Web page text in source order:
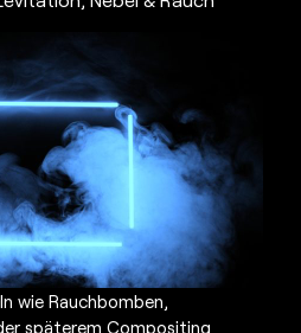
wie Rauchbomben,
späterem Compositing